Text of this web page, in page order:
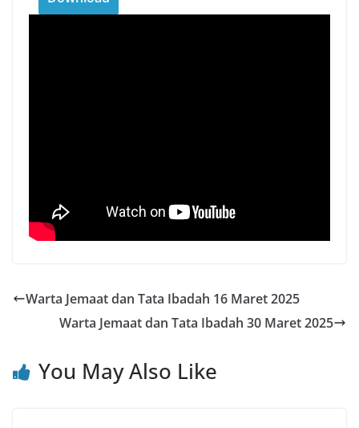
Warta Jemaat dan Tata Ibadah 16 Maret 2025
Warta Jemaat dan Tata Ibadah 30 Maret 2025
You May Also Like